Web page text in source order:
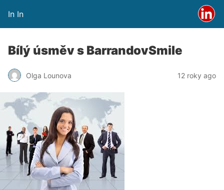
In In
Bílý úsměv s BarrandovSmile
Olga Lounova 12 roky ago